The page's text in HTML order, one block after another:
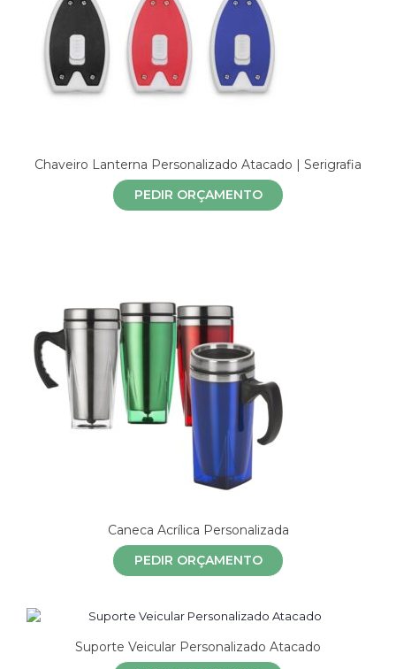
Chaveiro Lanterna Personalizado Atacado | Serigrafia
PEDIR ORÇAMENTO
Caneca Acrílica Personalizada
PEDIR ORÇAMENTO
Suporte Veicular Personalizado Atacado